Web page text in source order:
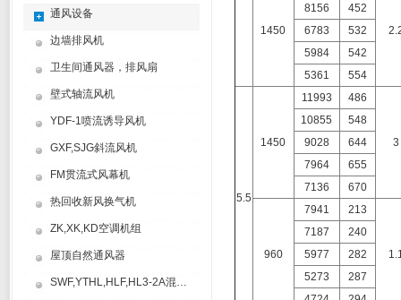
通风设备
边墙排风机
卫生间通风器，排风扇
壁式轴流风机
YDF-1喷流诱导风机
GXF,SJG斜流风机
FM贯流式风幕机
热回收新风换气机
ZK,XK,KD空调机组
屋顶自然通风器
SWF,YTHL,HLF,HL3-2A混流风机
1450
8156
452
6783
532
5984
542
5361
554
5.5
1450
11993 486
3
10855
548
9028
644
7964
655
7136
670
960
7941 213
7187
240
5977
282
5273
287